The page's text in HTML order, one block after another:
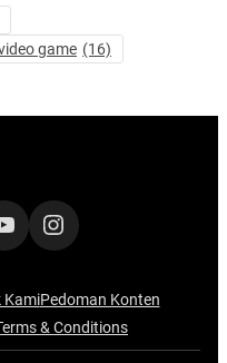
game (16)
Instagram
KamiPedoman Konten
& Conditions